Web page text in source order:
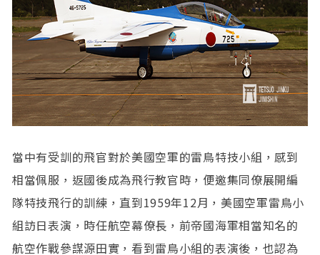
當中有受訓的飛官對於美國空軍的雷鳥特技小組，感到
相當佩服，返國後成為飛行教官時，便邀集同僚展開編
隊特技飛行的訓練，直到1959年12月，美國空軍雷鳥小
組訪日表演，時任航空幕僚長，前帝國海軍相當知名的
航空作戰參謀源田實，看到雷鳥小組的表演後，也認為